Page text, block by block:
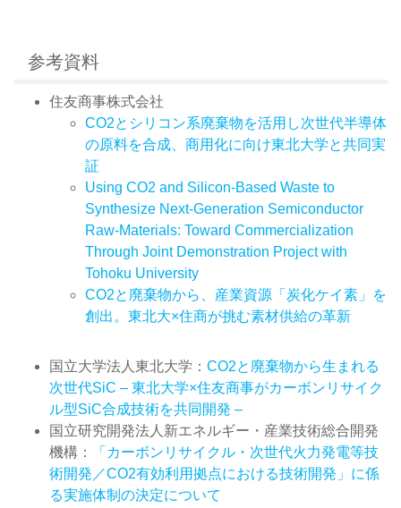
参考資料
住友商事株式会社
CO2とシリコン系廃棄物を活用し次世代半導体
の原料を合成、商用化に向け東北大学と共同実
証
Using CO2 and Silicon-Based Waste to
Synthesize Next-Generation Semiconductor
Raw-Materials: Toward Commercialization
Through Joint Demonstration Project with
Tohoku University
CO2と廃棄物から、産業資源「炭化ケイ素」を
創出。東北大×住商が挑む素材供給の革新
国立大学法人東北大学： CO2と廃棄物から生まれる
次世代SiC – 東北大学×住友商事がカーボンリサイク
ル型SiC合成技術を共同開発 –
国立研究開発法人新エネルギー・産業技術総合開発
機構：
「カーボンリサイクル・次世代火力発電等技
術開発／CO2有効利用拠点における技術開発」に係
る実施体制の決定について